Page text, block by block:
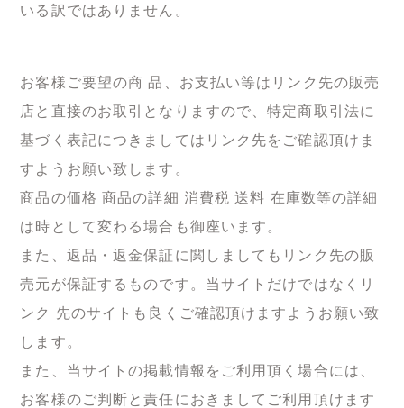
いる訳ではありません。
お客様ご要望の商 品、お支払い等はリンク先の販売
店と直接のお取引となりますので、特定商取引法に
基づく表記につきましてはリンク先をご確認頂けま
すようお願い致します。
商品の価格 商品の詳細 消費税 送料 在庫数等の詳細
は時として変わる場合も御座います。
また、返品・返金保証に関しましてもリンク先の販
売元が保証するものです。当サイトだけではなくリ
ンク 先のサイトも良くご確認頂けますようお願い致
します。
また、当サイトの掲載情報をご利用頂く場合には、
お客様のご判断と責任におきましてご利用頂けます